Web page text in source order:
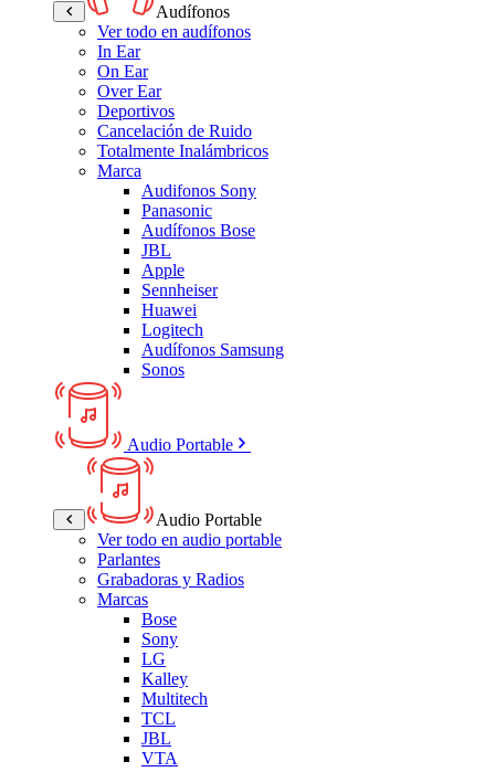
Audífonos
Ver todo en audífonos
In Ear
On Ear
Over Ear
Deportivos
Cancelación de Ruido
Totalmente Inalámbricos
Marca
Audifonos Sony
Panasonic
Audífonos Bose
JBL
Apple
Sennheiser
Huawei
Logitech
Audífonos Samsung
Sonos
Audio Portable
Audio Portable
Ver todo en audio portable
Parlantes
Grabadoras y Radios
Marcas
Bose
Sony
LG
Kalley
Multitech
TCL
JBL
VTA